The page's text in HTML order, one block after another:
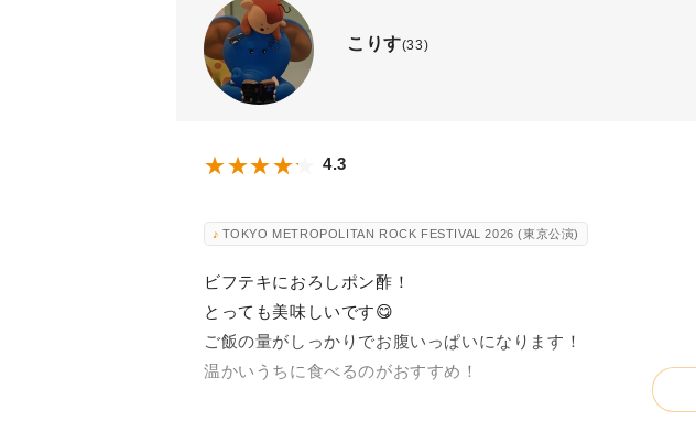
こりす(33)
4.3
TOKYO METROPOLITAN ROCK FESTIVAL 2026 (東京公演)
ビフテキにおろしポン酢！
とっても美味しいです😋
ご飯の量がしっかりでお腹いっぱいになります！
温かいうちに食べるのがおすすめ！